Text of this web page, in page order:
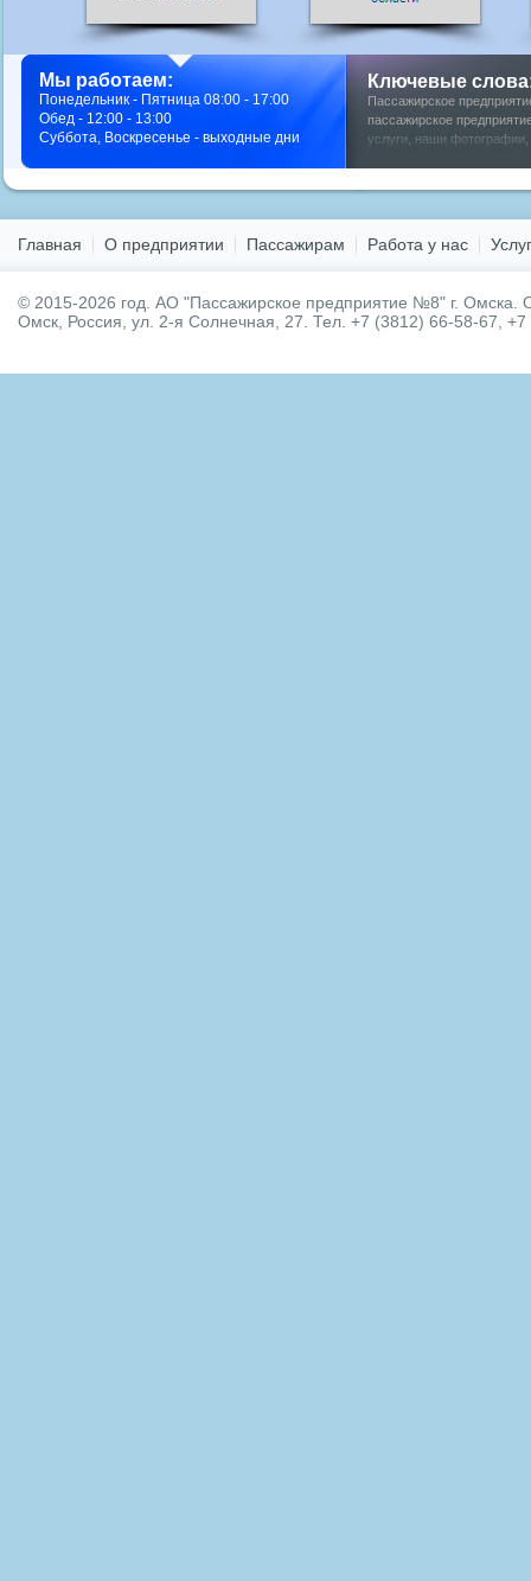
Ключевые
Пассажирское
пассажирское
услуги
наши фотографии
Мы работаем:
Понедельник - Пятница 08:00 - 17:00
Обед - 12:00 - 13:00
Суббота, Воскресенье - выходные дни
Главная О предприятии Пассажирам Работа у нас
© 2015-2026 год. АО "Пассажирское предприятие №8" г. Омска.
Омск, Россия, ул. 2-я Солнечная, 27. Тел. +7 (3812) 66-58-67,